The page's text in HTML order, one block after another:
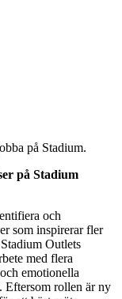
på Stadium.
på Stadium
och
som inspirerar fler
Outlets
med flera
emotionella
Eftersom rollen är ny